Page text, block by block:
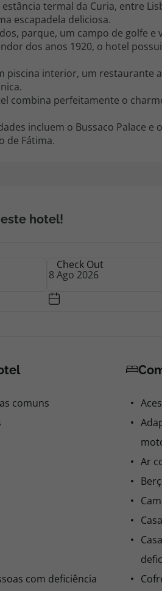
termal da Curia, entre
escapadela deliciosa.
parque, um campo de golfe
dos anos 1920, o hotel
piscina interior, um restaurante
combina perfeitamente o
incluem o Bussaco Palace e
de Fátima.
hotel!
Check Out
comuns
com deficiência
Ar